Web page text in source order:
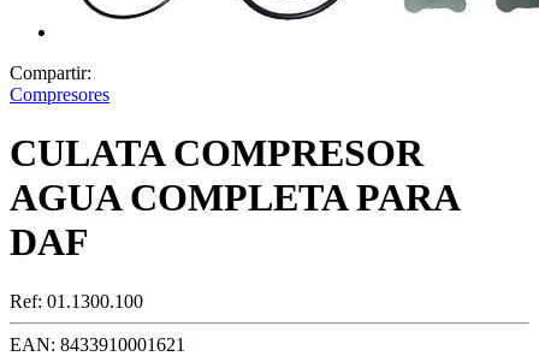
Compartir:
Compresores
CULATA COMPRESOR
AGUA COMPLETA PARA
DAF
Ref: 01.1300.100
EAN: 8433910001621